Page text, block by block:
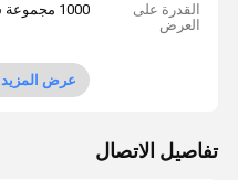
القدرة على
العرض
1000 مجموعة شهريا
عرض المزيد
تفاصيل الاتصال